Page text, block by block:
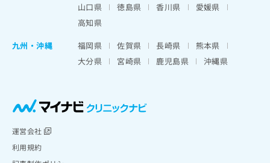
山口県
徳島県 香川県
愛媛県
高知県
九州・沖縄
福岡県 佐賀県 長崎県
熊本県
大分県
宮崎県 鹿児島県 沖縄県
運営会社
利用規約